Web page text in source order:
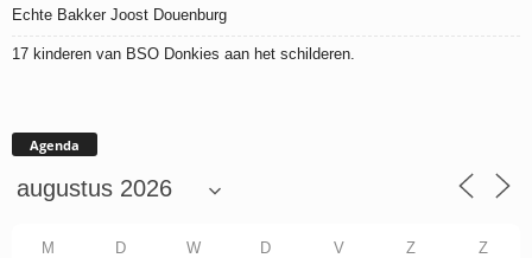
Echte Bakker Joost Douenburg
17 kinderen van BSO Donkies aan het schilderen.
Agenda
M D W D V Z Z